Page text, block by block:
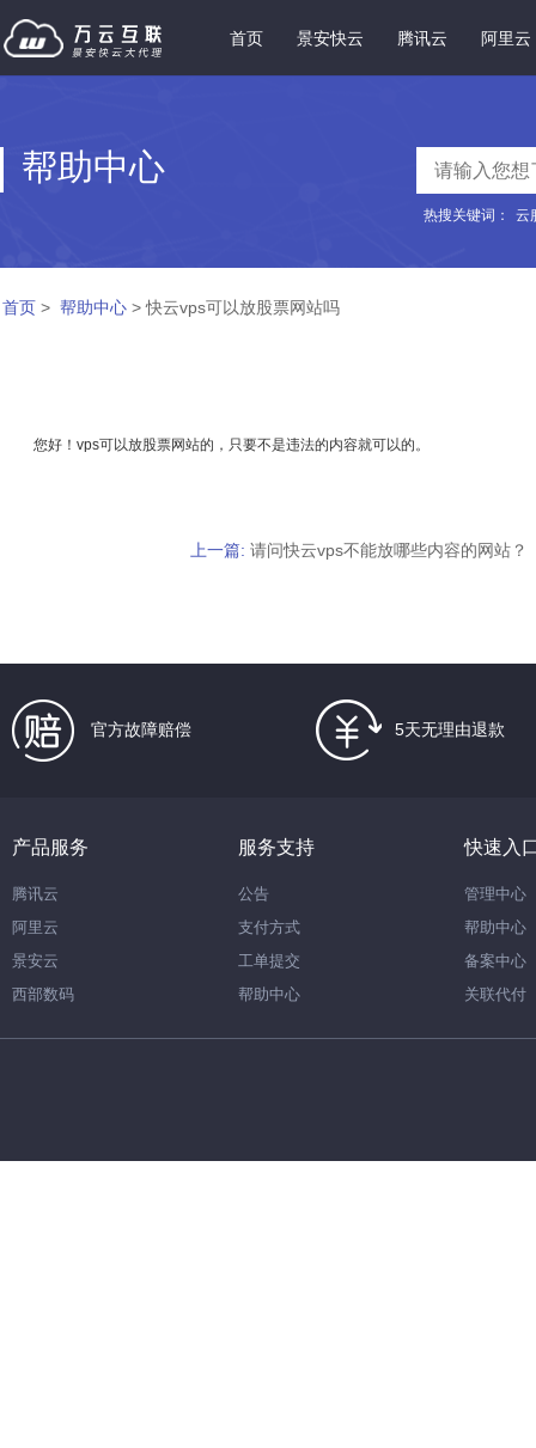
首页 景安快云 腾讯云 阿里云
帮助中心
热搜关键词： 云
首页 > 帮助中心 > 快云vps可以放股票网站吗
您好！vps可以放股票网站的，只要不是违法的内容就可以的。
上一篇: 请问快云vps不能放哪些内容的网站？
官方故障赔偿 5天无理由退款
产品服务
腾讯云
阿里云
景安云
西部数码
服务支持
公告
支付方式
工单提交
帮助中心
快速入
管理中心
帮助中心
备案中心
关联代付